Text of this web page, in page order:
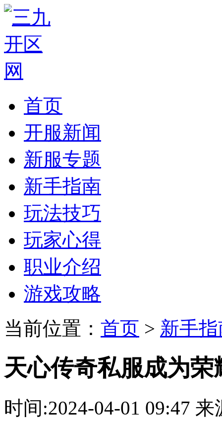
首页
开服新闻
新服专题
新手指南
玩法技巧
玩家心得
职业介绍
游戏攻略
当前位置： 首页 > 新手
天心传奇私服成为
时间:2024-04-01 09:47